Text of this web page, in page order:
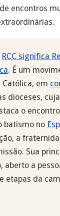
encontros
RCC significa
. É um
em
dioceses, cuja
o encontro
batismo no
a
Sua
aberto a
etapas da